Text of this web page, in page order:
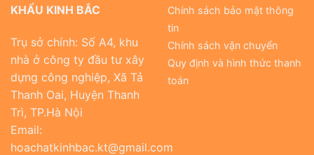
KHẨU KINH BẮC
Trụ sở chính: Số A4, khu
nhà ở công ty đầu tư xây
dựng công nghiệp, Xã Tả
Thanh Oai, Huyện Thanh
Trì, TP.Hà Nội
Email:
hoachatkinhbac.kt@gmail.com
Chính sách bảo mật thông
tin
Chính sách vận chuyển
Quy định và hình thức thanh
toán